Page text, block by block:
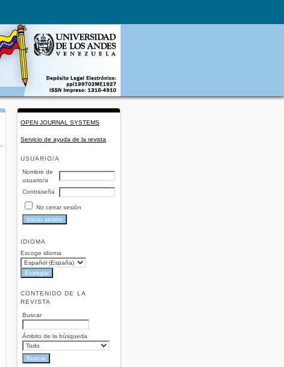
OPEN JOURNAL SYSTEMS
Servicio de ayuda de la revista
USUARIO/A
Nombre de
usuario/a
Contraseña
No cerrar sesión
IDIOMA
Escoge idioma
CONTENIDO DE LA
REVISTA
Buscar
Ámbito de la búsqueda